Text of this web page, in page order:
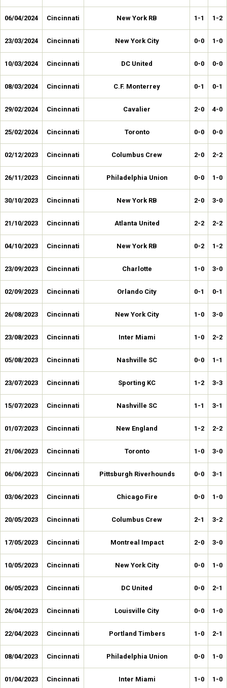
06/04/2024 Cincinnati New York RB 1-1 1-2
23/03/2024 Cincinnati New York City 0-0 1-0
10/03/2024 Cincinnati DC United 0-0 0-0
08/03/2024 Cincinnati C.F. Monterrey 0-1 0-1
29/02/2024 Cincinnati Cavalier 2-0 4-0
25/02/2024 Cincinnati Toronto 0-0 0-0
02/12/2023 Cincinnati Columbus Crew 2-0 2-2
26/11/2023 Cincinnati Philadelphia Union 0-0 1-0
30/10/2023 Cincinnati New York RB 2-0 3-0
21/10/2023 Cincinnati Atlanta United 2-2 2-2
04/10/2023 Cincinnati New York RB 0-2 1-2
23/09/2023 Cincinnati Charlotte 1-0 3-0
02/09/2023 Cincinnati Orlando City 0-1 0-1
26/08/2023 Cincinnati New York City 1-0 3-0
23/08/2023 Cincinnati Inter Miami 1-0 2-2
05/08/2023 Cincinnati Nashville SC 0-0 1-1
23/07/2023 Cincinnati Sporting KC 1-2 3-3
15/07/2023 Cincinnati Nashville SC 1-1 3-1
01/07/2023 Cincinnati New England 1-2 2-2
21/06/2023 Cincinnati Toronto 1-0 3-0
06/06/2023 Cincinnati Pittsburgh Riverhounds 0-0 3-1
03/06/2023 Cincinnati Chicago Fire 0-0 1-0
20/05/2023 Cincinnati Columbus Crew 2-1 3-2
17/05/2023 Cincinnati Montreal Impact 2-0 3-0
10/05/2023 Cincinnati New York City 0-0 1-0
06/05/2023 Cincinnati DC United 0-0 2-1
26/04/2023 Cincinnati Louisville City 0-0 1-0
22/04/2023 Cincinnati Portland Timbers 1-0 2-1
08/04/2023 Cincinnati Philadelphia Union 0-0 1-0
01/04/2023 Cincinnati Inter Miami 1-0 1-0